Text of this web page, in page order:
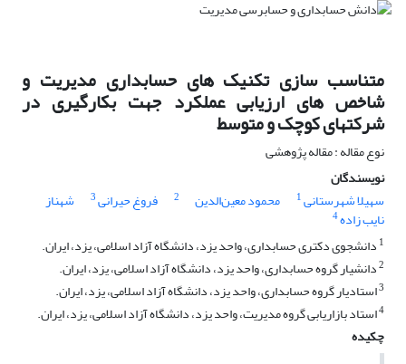
متناسب سازی تکنیک های حسابداری مدیریت و
شاخص های ارزیابی عملکرد جهت بکارگیری در
شرکتهای کوچک و متوسط
نوع مقاله : مقاله پژوهشی
نویسندگان
سهیلا شهرستانی1 محمود معین‌الدین 2 فروغ حیرانی3 شهناز
نایب زاده4
1 دانشجوی دکتری حسابداری، واحد یزد، دانشگاه آزاد اسلامی، یزد، ایران.
2دانشیار گروه حسابداری، واحد یزد، دانشگاه آزاد اسلامی، یزد، ایران.
3استادیار گروه حسابداری، واحد یزد، دانشگاه آزاد اسلامی، یزد، ایران.
4استاد بازاریابی گروه مدیریت، واحد یزد، دانشگاه آزاد اسلامی، یزد، ایران.
چکیده